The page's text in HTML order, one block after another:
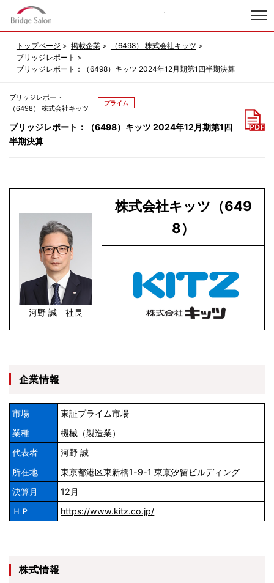
トップページ 掲載企業
（6498） 株式会社キッツ
ブリッジレポート
ブリッジレポート：（6498）キッツ 2024年12月期第1四半期決算
ブリッジレポート
（6498） 株式会社キッツ
プライム
ブリッジレポート：（6498）キッツ 2024年12月期第1四
半期決算
河野 誠 社長
株式会社キッツ（649
8）
企業情報
市場
東証プライム市場
業種
機械（製造業）
代表者
河野 誠
所在地
東京都港区東新橋1-9-1 東京汐留ビルディング
決算月
12月
ＨＰ
https://www.kitz.co.jp/
株式情報